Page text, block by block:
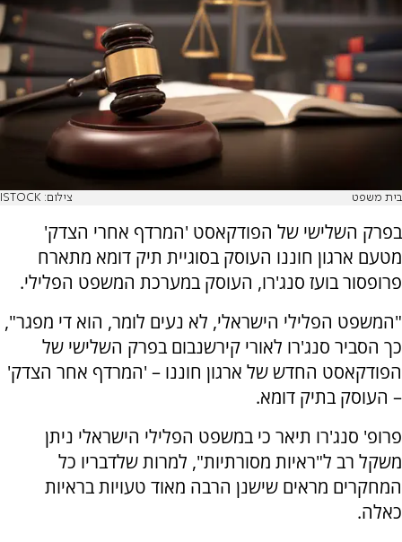
בית משפט צילום: ISTOCK
בפרק השלישי של הפודקאסט 'המרדף אחרי הצדק'
מטעם ארגון חוננו העוסק בסוגיית תיק דומא מתארח
פרופסור בועז סנג'רו, העוסק במערכת המשפט הפלילי.
"המשפט הפלילי הישראלי, לא נעים לומר, הוא די מפגר",
כך הסביר סנג'רו לאורי קירשנבום בפרק השלישי של
הפודקאסט החדש של ארגון חוננו – 'המרדף אחר הצדק'
– העוסק בתיק דומא.
פרופ' סנג'רו תיאר כי במשפט הפלילי הישראלי ניתן
משקל רב ל"ראיות מסורתיות", למרות שלדבריו כל
המחקרים מראים שישנן הרבה מאוד טעויות בראיות
כאלה.